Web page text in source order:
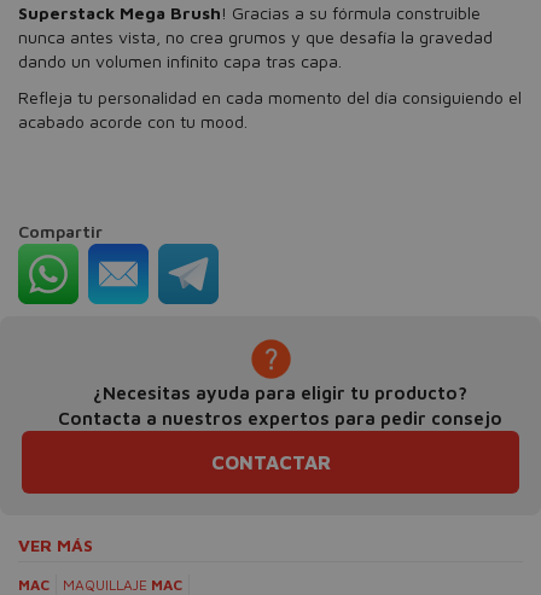
Superstack Mega Brush! Gracias a su fórmula construible
nunca antes vista, no crea grumos y que desafía la gravedad
dando un volumen infinito capa tras capa.
Refleja tu personalidad en cada momento del día consiguiendo el
acabado acorde con tu mood.
Compartir
¿Necesitas ayuda para eligir tu producto?
Contacta a nuestros expertos para pedir consejo
CONTACTAR
VER MÁS
MAC MAQUILLAJE MAC